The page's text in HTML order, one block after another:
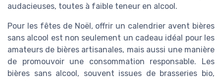
audacieuses, toutes à faible teneur en alcool.
Pour les fêtes de Noël, offrir un calendrier avent bières
sans alcool est non seulement un cadeau idéal pour les
amateurs de bières artisanales, mais aussi une manière
de promouvoir une consommation responsable. Les
bières sans alcool, souvent issues de brasseries bio,